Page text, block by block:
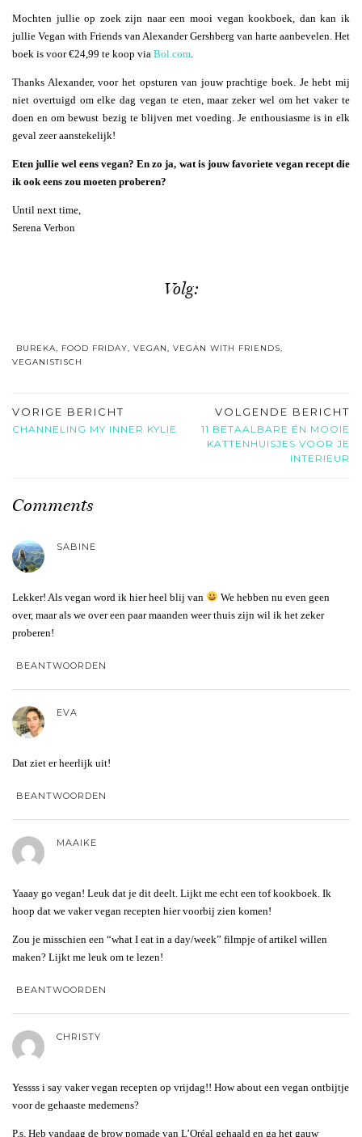
Mochten jullie op zoek zijn naar een mooi vegan kookboek, dan kan ik
jullie Vegan with Friends van Alexander Gershberg van harte aanbevelen. Het
boek is voor €24,99 te koop via Bol.com.
Thanks Alexander, voor het opsturen van jouw prachtige boek. Je hebt mij
niet overtuigd om elke dag vegan te eten, maar zeker wel om het vaker te
doen en om bewust bezig te blijven met voeding. Je enthousiasme is in elk
geval zeer aanstekelijk!
Eten jullie wel eens vegan? En zo ja, wat is jouw favoriete vegan recept die
ik ook eens zou moeten proberen?
Until next time,
Serena Verbon
Volg:
BUREKA, FOOD FRIDAY, VEGAN, VEGAN WITH FRIENDS,
VEGANISTISCH
VORIGE BERICHT
CHANNELING MY INNER KYLIE
VOLGENDE BERICHT
11 BETAALBARE ÉN MOOIE
KATTENHUISJES VOOR JE
INTERIEUR
Comments
SABINE
Lekker! Als vegan word ik hier heel blij van
We hebben nu even geen
over, maar als we over een paar maanden weer thuis zijn wil ik het zeker
proberen!
BEANTWOORDEN
EVA
Dat ziet er heerlijk uit!
BEANTWOORDEN
MAAIKE
Yaaay go vegan! Leuk dat je dit deelt. Lijkt me echt een tof kookboek. Ik
hoop dat we vaker vegan recepten hier voorbij zien komen!
Zou je misschien een “what I eat in a day/week” filmpje of artikel willen
maken? Lijkt me leuk om te lezen!
BEANTWOORDEN
CHRISTY
Yessss i say vaker vegan recepten op vrijdag!! How about een vegan ontbijtje
voor de gehaaste medemens?
P.s. Heb vandaag de brow pomade van L’Oréal gehaald en ga het gauw